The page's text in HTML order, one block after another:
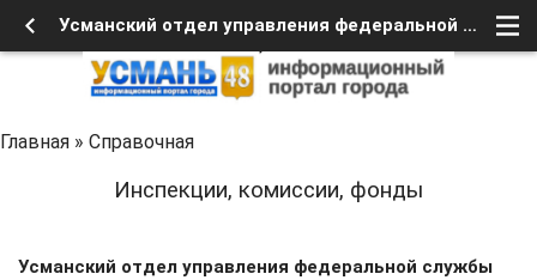
Усманский отдел управления федеральной службы государ­ственной регистрации, кадастра и картографии по Липецкой обл. - УСМАНЬ 48
Главная » Справочная
Инспекции, комиссии, фонды
Усманский отдел управления федеральной службы